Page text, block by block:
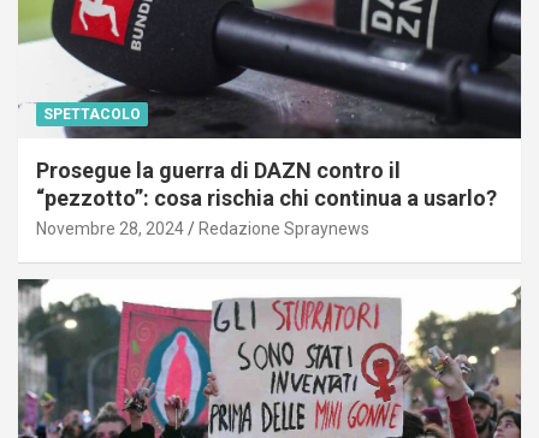
SPETTACOLO
Prosegue la guerra di DAZN contro il
“pezzotto”: cosa rischia chi continua a usarlo?
Novembre 28, 2024 Redazione Spraynews